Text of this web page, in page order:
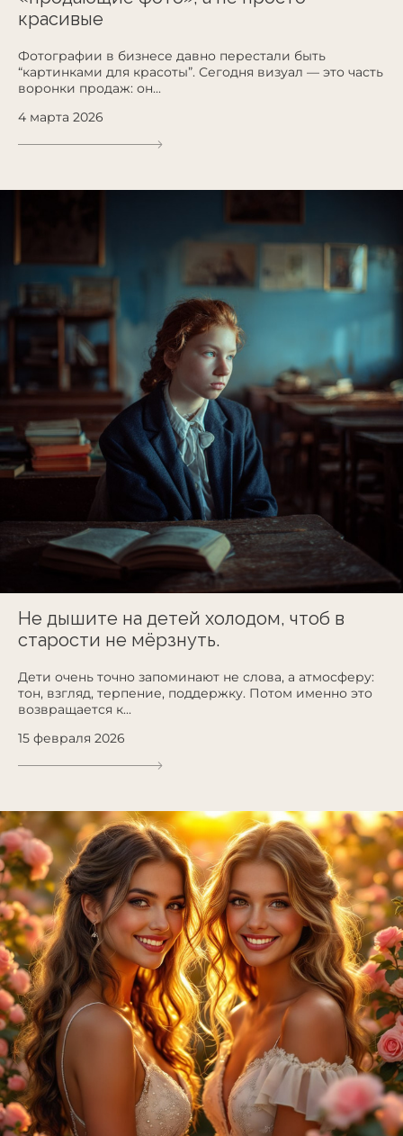
красивые
Фотографии в бизнесе давно перестали быть
“картинками для красоты”. Сегодня визуал — это часть
воронки продаж: он...
4 марта 2026
Не дышите на детей холодом, чтоб в
старости не мёрзнуть.
Дети очень точно запоминают не слова, а атмосферу:
тон, взгляд, терпение, поддержку. Потом именно это
возвращается к...
15 февраля 2026